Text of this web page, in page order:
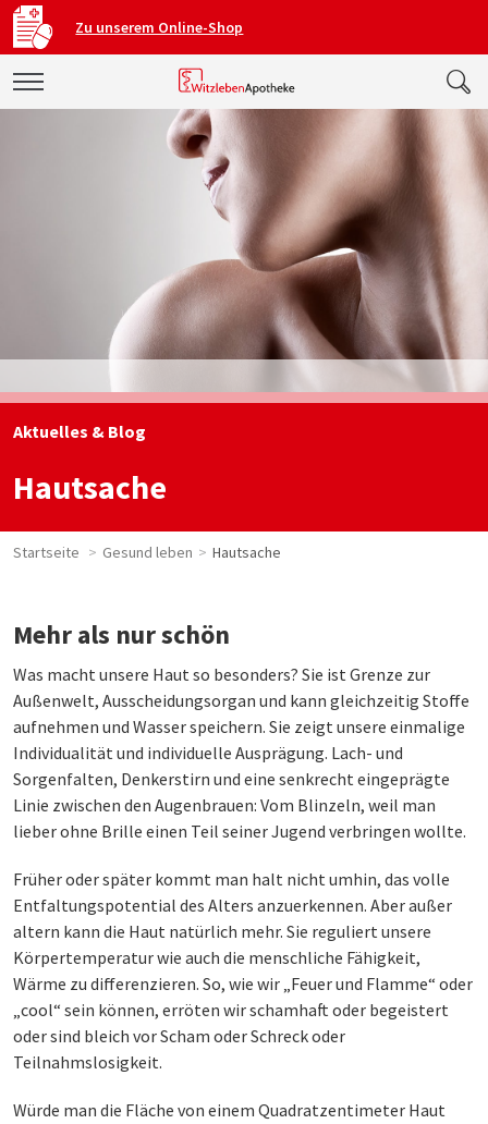
Zu unserem Online-Shop
Aktuelles & Blog
Hautsache
Startseite Gesund leben Hautsache
Mehr als nur schön
Was macht unsere Haut so besonders? Sie ist Grenze zur
Außenwelt, Ausscheidungsorgan und kann gleichzeitig Stoffe
aufnehmen und Wasser speichern. Sie zeigt unsere einmalige
Individualität und individuelle Ausprägung. Lach- und
Sorgenfalten, Denkerstirn und eine senkrecht eingeprägte
Linie zwischen den Augenbrauen: Vom Blinzeln, weil man
lieber ohne Brille einen Teil seiner Jugend verbringen wollte.
Früher oder später kommt man halt nicht umhin, das volle
Entfaltungspotential des Alters anzuerkennen. Aber außer
altern kann die Haut natürlich mehr. Sie reguliert unsere
Körpertemperatur wie auch die menschliche Fähigkeit,
Wärme zu differenzieren. So, wie wir „Feuer und Flamme“ oder
„cool“ sein können, erröten wir schamhaft oder begeistert
oder sind bleich vor Scham oder Schreck oder
Teilnahmslosigkeit.
Würde man die Fläche von einem Quadratzentimeter Haut